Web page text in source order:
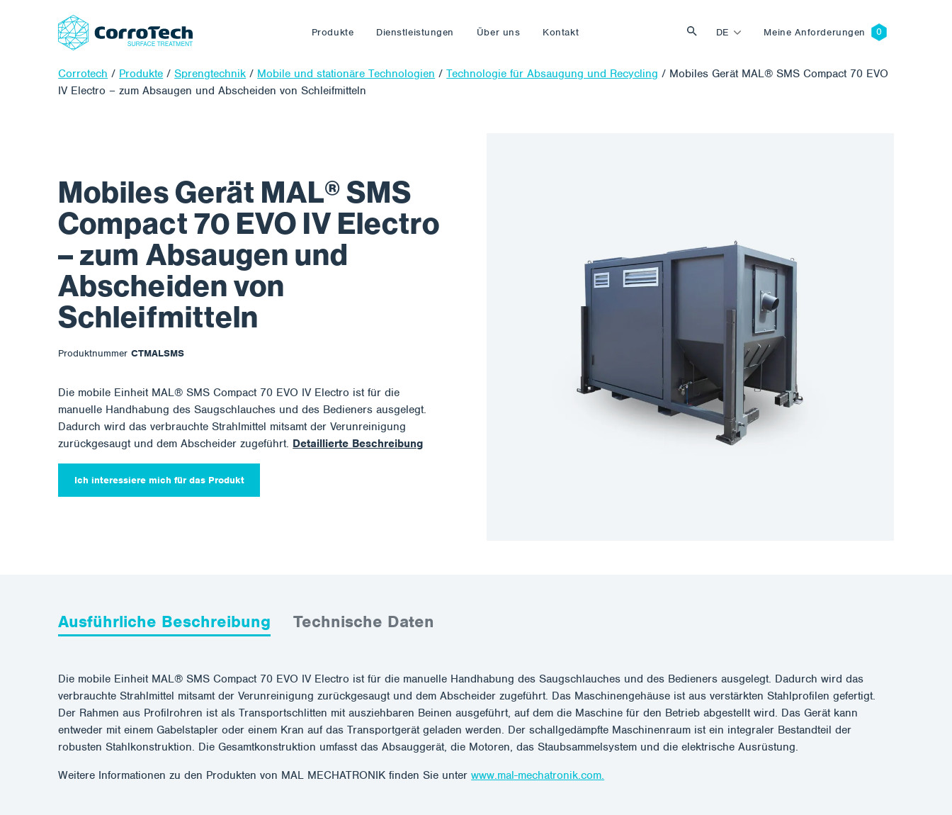
Produkte Dienstleistungen Über uns Kontakt DE Meine Anforderungen
Corrotech / Produkte /Sprengtechnik / Mobile und stationäre Technologien /Technologie für Absaugung und Recycling / Mobiles Gerät MAL® SMS Compact 70 EVO
IV Electro – zum Absaugen und Abscheiden von Schleifmitteln
Mobiles Gerät MAL® SMS
Compact 70 EVO IV Electro
– zum Absaugen und
Abscheiden von
Schleifmitteln
Produktnummer CTMALSMS
Die mobile Einheit MAL® SMS Compact 70 EVO IV Electro ist für die
manuelle Handhabung des Saugschlauches und des Bedieners ausgelegt.
Dadurch wird das verbrauchte Strahlmittel mitsamt der Verunreinigung
zurückgesaugt und dem Abscheider zugeführt. Detaillierte Beschreibung
Ich interessiere mich für das Produkt
Ausführliche Beschreibung Technische Daten
Die mobile Einheit MAL® SMS Compact 70 EVO IV Electro ist für die manuelle Handhabung des Saugschlauches und des Bedieners ausgelegt. Dadurch wird das
verbrauchte Strahlmittel mitsamt der Verunreinigung zurückgesaugt und dem Abscheider zugeführt. Das Maschinengehäuse ist aus verstärkten Stahlprofilen gefertigt.
Der Rahmen aus Profilrohren ist als Transportschlitten mit ausziehbaren Beinen ausgeführt, auf dem die Maschine für den Betrieb abgestellt wird. Das Gerät kann
entweder mit einem Gabelstapler oder einem Kran auf das Transportgerät geladen werden. Der schallgedämpfte Maschinenraum ist ein integraler Bestandteil der
robusten Stahlkonstruktion. Die Gesamtkonstruktion umfasst das Absauggerät, die Motoren, das Staubsammelsystem und die elektrische Ausrüstung.
Weitere Informationen zu den Produkten von MAL MECHATRONIK finden Sie unterwww.mal-mechatronik.com.